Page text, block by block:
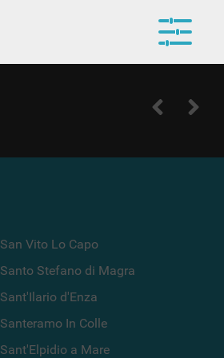
San Vito Lo Capo
Santo Stefano di Magra
Sant'Ilario d'Enza
Santeramo In Colle
Sant'Elpidio a Mare